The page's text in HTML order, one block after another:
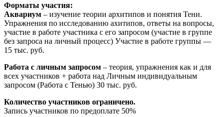
Форматы участия:
Аквариум – изучение теории архитипов и понятия Тени.
Упражнения по исследованию ахитипов, ответы на вопросы,
участие в работе участника с его запросом (участие в группе
без запроса на личный процесс) Участие в работе группы —
15 тыс. руб.
Работа с личным запросом – теория, упражнения как и для
всех участников + работа над Личным индивидуальным
запросом (Работа с Тенью) 30 тыс. руб.
Количество участников ограничено.
Запись участников по предоплате 50%